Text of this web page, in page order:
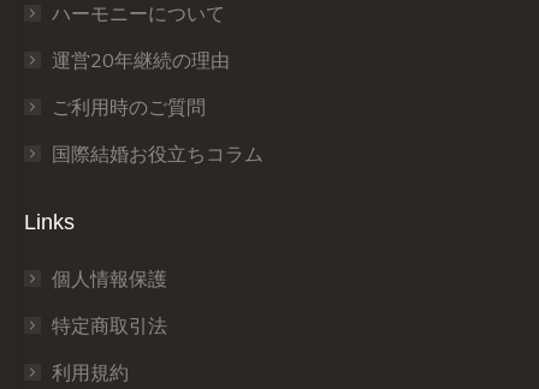
ハーモニーについて
運営20年継続の理由
ご利用時のご質問
国際結婚お役立ちコラム
Links
個人情報保護
特定商取引法
利用規約